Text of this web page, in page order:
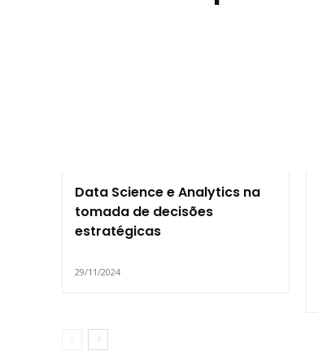
Data Science e Analytics na
tomada de decisões
estratégicas
29/11/2024